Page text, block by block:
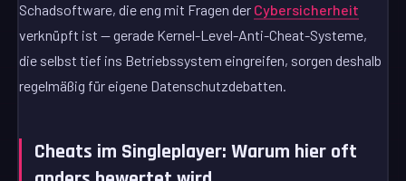
Schadsoftware, die eng mit Fragen der Cybersicherheit
verknüpft ist — gerade Kernel-Level-Anti-Cheat-Systeme,
die selbst tief ins Betriebssystem eingreifen, sorgen deshalb
regelmäßig für eigene Datenschutzdebatten.
Cheats im Singleplayer: Warum hier oft